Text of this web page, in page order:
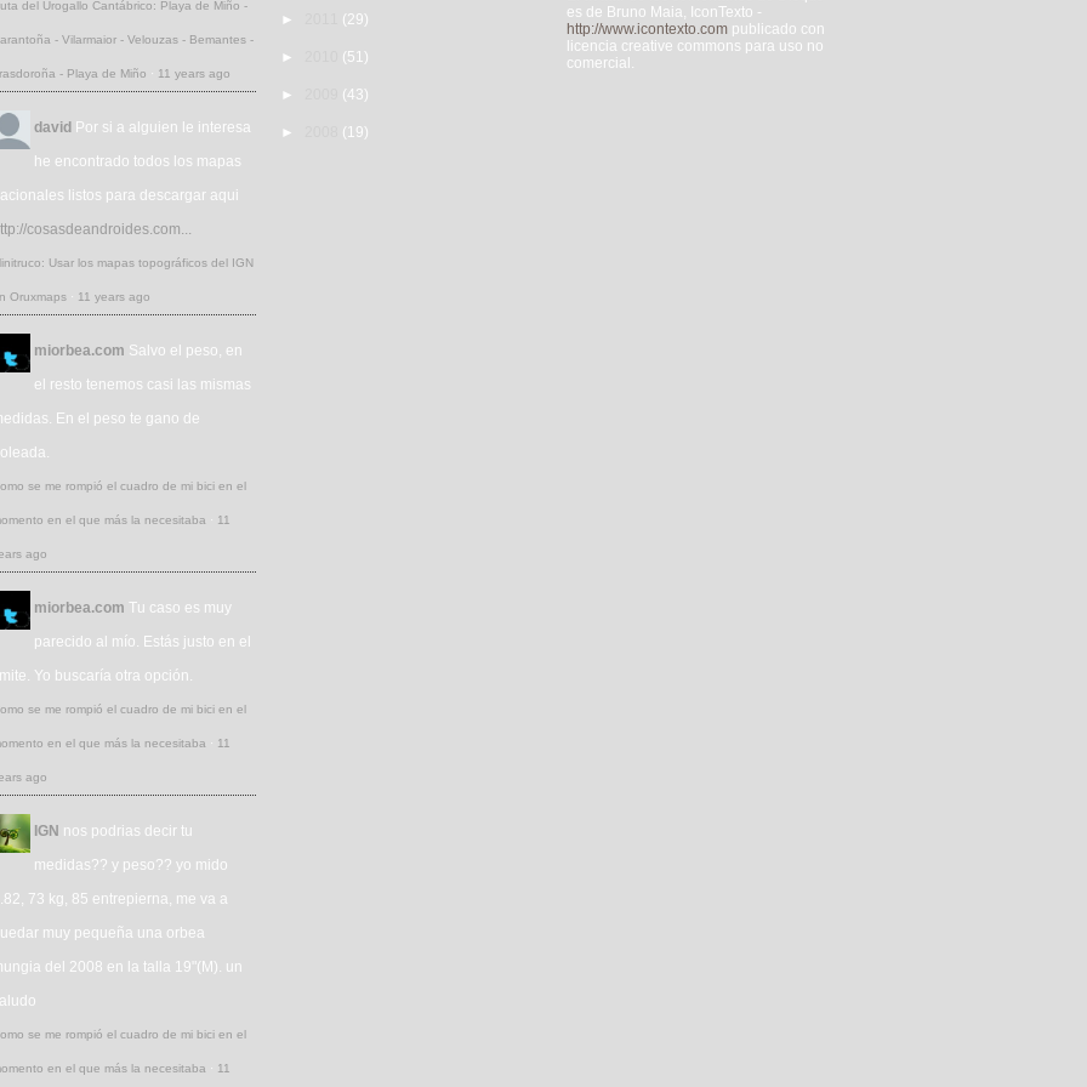
del Urogallo Cantábrico: Playa de Miño -
- Vilarmaior - Velouzas - Bemantes -
- Playa de Miño · 11 years ago
david Por si a alguien le interesa
he encontrado todos los mapas
listos para descargar aqui
cosasdeandroides.com...
Usar los mapas topográficos del IGN
Oruxmaps · 11 years ago
miorbea.com Salvo el peso, en
el resto tenemos casi las mismas
En el peso te gano de
se me rompió el cuadro de mi bici en el
en el que más la necesitaba · 11
ago
miorbea.com Tu caso es muy
parecido al mío. Estás justo en el
Yo buscaría otra opción.
se me rompió el cuadro de mi bici en el
en el que más la necesitaba · 11
ago
IGN nos podrias decir tu
medidas?? y peso?? yo mido
73 kg, 85 entrepierna, me va a
muy pequeña una orbea
del 2008 en la talla 19"(M). un
se me rompió el cuadro de mi bici en el
en el que más la necesitaba · 11
► (29)
► (51)
► (43)
► (19)
es de Bruno Maia, IconTexto -
http://www.icontexto.com publicado con
licencia creative commons para uso no
comercial.